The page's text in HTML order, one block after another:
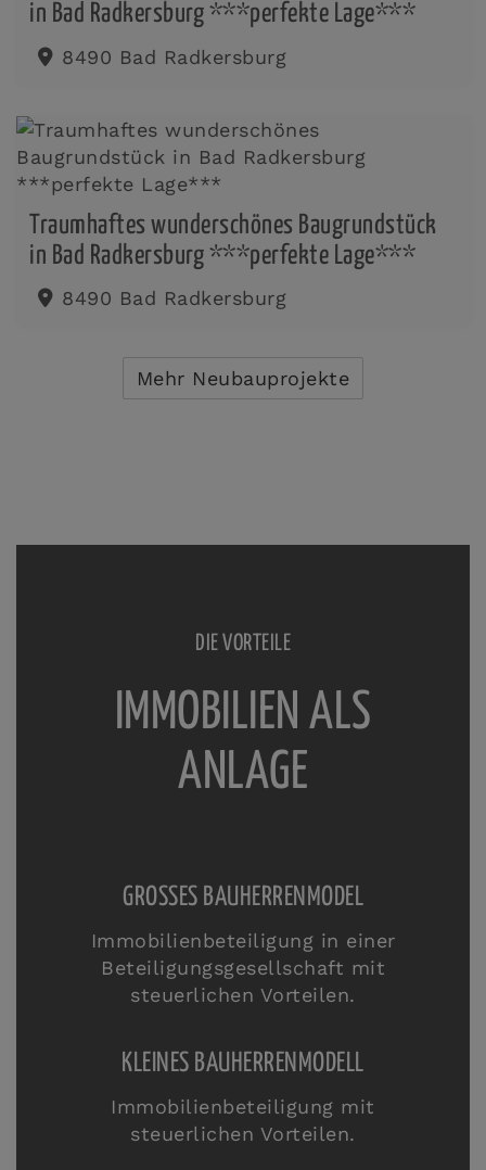
in Bad Radkersburg ***perfekte Lage***
8490 Bad Radkersburg
Traumhaftes wunderschönes Baugrundstück
in Bad Radkersburg ***perfekte Lage***
8490 Bad Radkersburg
Mehr Neubauprojekte
DIE VORTEILE
IMMOBILIEN ALS
ANLAGE
GROSSES BAUHERRENMODEL
Immobilienbeteiligung in einer
Beteiligungsgesellschaft mit
steuerlichen Vorteilen.
KLEINES BAUHERRENMODELL
Immobilienbeteiligung mit
steuerlichen Vorteilen.